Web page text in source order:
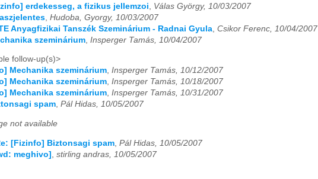
04 05 06 07 08 09 10 11 12
04 05 06 07 08 09 10 11 12
06 09
04 06 08 09 11 12
erdekesseg, a fizikus jellemzoi
Válas György, 10/03/2007
Hudoba, Gyorgy, 10/03/2007
Anyagfizikai Tanszék Szeminárium - Radnai Gyula Csikor Ferenc, 10/04/2007
szeminárium Insperger Tamás, 10/04/2007
follow-up(s)>
Mechanika szeminárium, Insperger Tamás, 10/12/2007
Mechanika szeminárium, Insperger Tamás, 10/18/2007
Mechanika szeminárium, Insperger Tamás, 10/31/2007
spam, Pál Hidas, 10/05/2007
not available
[Fizinfo] Biztonsagi spam Pál Hidas, 10/05/2007
meghivo] stirling andras, 10/05/2007